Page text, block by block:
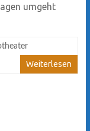
umgeht
Weiterlesen